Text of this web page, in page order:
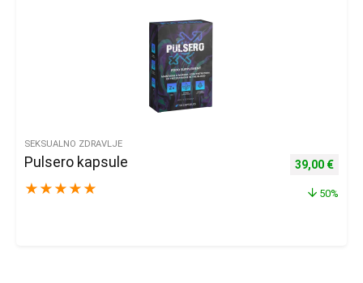
SEKSUALNO ZDRAVLJE
Pulsero kapsule
★ ★ ★ ★ ★
Izvorna
39,00 €
50%